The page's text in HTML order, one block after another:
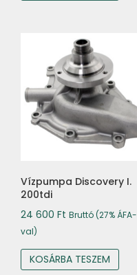
Vízpumpa Discovery I.
200tdi
24 600 Ft Bruttó (27% ÁFA-
val)
KOSÁRBA TESZEM